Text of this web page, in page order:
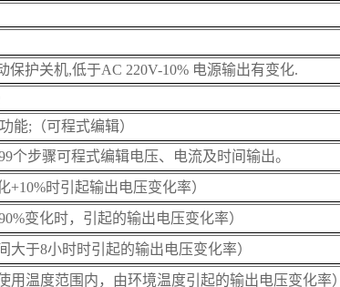
保护关机,低于AC 220V-10% 电源输出有变化.
能; （可程式编辑）
个步骤可程式编辑电压、电流及时间输出。
时引起输出电压变化率）
变化时，引起的输出电压变化率）
大于8小时时引起的输出电压变化率）
温度范围内，由环境温度引起的输出电压变化率）